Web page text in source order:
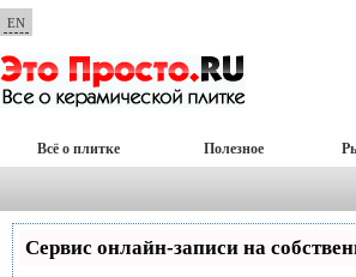
EN
Всё о плитке Полезное
Сервис онлайн-записи на